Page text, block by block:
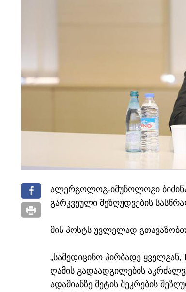
ალერგოლოგ-იმუნოლოგი ბიძინა
გარკვეული შეზღუდვების
მის პოსტს უვლელად
„სამედიცინო პირბადე ყველგან,
ღამის გადაადგილების
ადამიანზე მეტის შეკრების